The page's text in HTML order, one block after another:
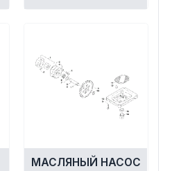
МАСЛЯНЫЙ НАСОС